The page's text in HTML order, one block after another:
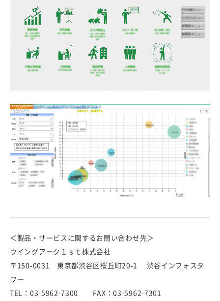
＜製品・サービスに関するお問い合わせ先＞
ウイングアーク１ｓｔ株式会社
〒150-0031 東京都渋谷区桜丘町20-1 渋谷インフォスタ
ワー
TEL：03-5962-7300 FAX：03-5962-7301